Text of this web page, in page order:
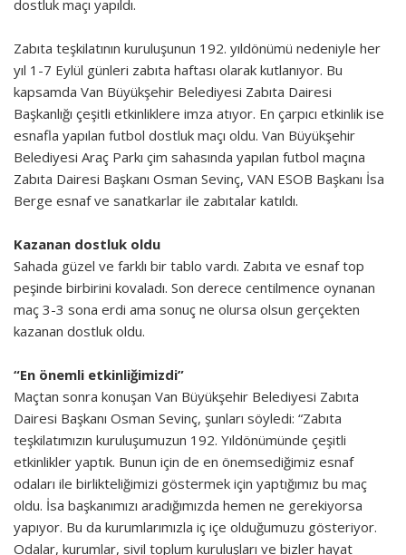
dostluk maçı yapıldı.
Zabıta teşkilatının kuruluşunun 192. yıldönümü nedeniyle her
yıl 1-7 Eylül günleri zabıta haftası olarak kutlanıyor. Bu
kapsamda Van Büyükşehir Belediyesi Zabıta Dairesi
Başkanlığı çeşitli etkinliklere imza atıyor. En çarpıcı etkinlik ise
esnafla yapılan futbol dostluk maçı oldu. Van Büyükşehir
Belediyesi Araç Parkı çim sahasında yapılan futbol maçına
Zabıta Dairesi Başkanı Osman Sevinç, VAN ESOB Başkanı İsa
Berge esnaf ve sanatkarlar ile zabıtalar katıldı.
Kazanan dostluk oldu
Sahada güzel ve farklı bir tablo vardı. Zabıta ve esnaf top
peşinde birbirini kovaladı. Son derece centilmence oynanan
maç 3-3 sona erdi ama sonuç ne olursa olsun gerçekten
kazanan dostluk oldu.
“En önemli etkinliğimizdi”
Maçtan sonra konuşan Van Büyükşehir Belediyesi Zabıta
Dairesi Başkanı Osman Sevinç, şunları söyledi: “Zabıta
teşkilatımızın kuruluşumuzun 192. Yıldönümünde çeşitli
etkinlikler yaptık. Bunun için de en önemsediğimiz esnaf
odaları ile birlikteliğimizi göstermek için yaptığımız bu maç
oldu. İsa başkanımızı aradığımızda hemen ne gerekiyorsa
yapıyor. Bu da kurumlarımızla iç içe olduğumuzu gösteriyor.
Odalar, kurumlar, sivil toplum kuruluşları ve bizler hayat